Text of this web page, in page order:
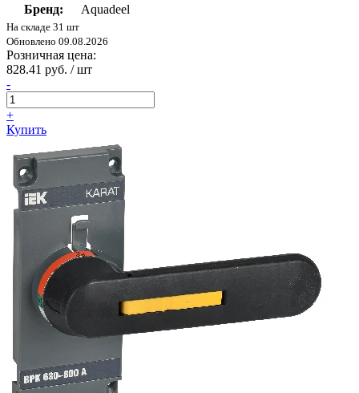
Бренд:
Aquadeel
На складе 31 шт
Обновлено 09.08.2026
Розничная цена:
828.41 руб. / шт
-
+
Купить